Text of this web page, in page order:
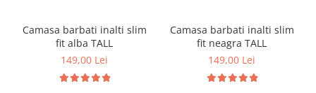
Camasa barbati inalti slim
fit alba TALL
149,00 Lei
Camasa barbati inalti slim
fit neagra TALL
149,00 Lei